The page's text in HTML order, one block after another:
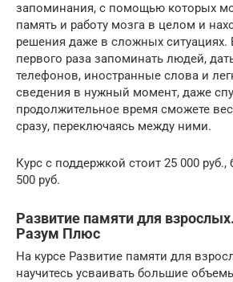
запоминания, с помощью которых
память и работу мозга в целом и
решения даже в сложных ситуациях.
первого раза запоминать людей,
телефонов, иностранные слова и
сведения в нужный момент, даже
продолжительное время сможете
сразу, переключаясь между ними.
Курс с поддержкой стоит 25 000
500 руб.
Развитие памяти для
Разум Плюс
На курсе Развитие памяти для
научитесь усваивать большие